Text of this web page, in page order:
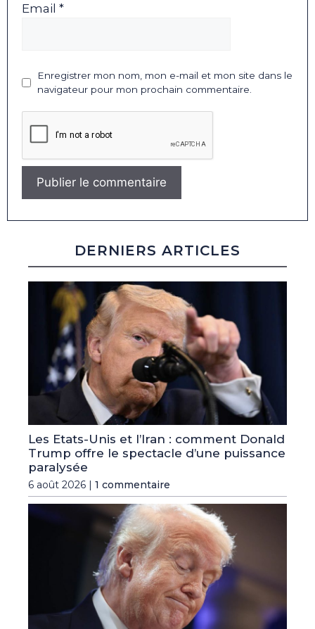
Email *
Enregistrer mon nom, mon e-mail et mon site dans le
navigateur pour mon prochain commentaire.
DERNIERS ARTICLES
Les Etats-Unis et l’Iran : comment Donald
Trump offre le spectacle d’une puissance
paralysée
6 août 2026 | 1 commentaire